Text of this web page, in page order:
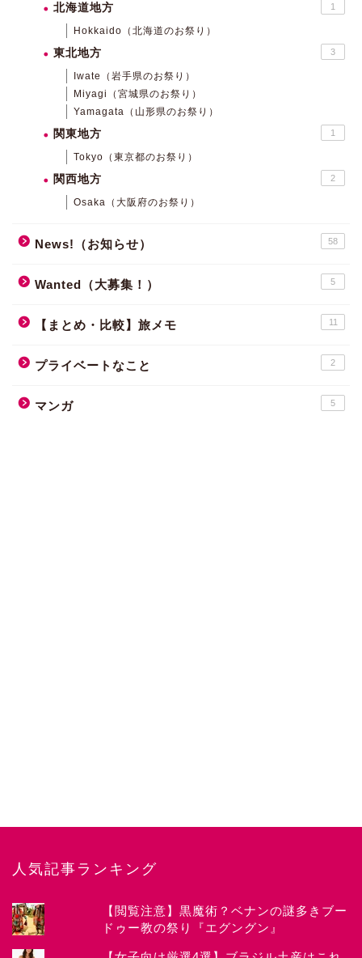
北海道地方 1
Hokkaido（北海道のお祭り）
東北地方 3
Iwate（岩手県のお祭り）
Miyagi（宮城県のお祭り）
Yamagata（山形県のお祭り）
関東地方 1
Tokyo（東京都のお祭り）
関西地方 2
Osaka（大阪府のお祭り）
News!（お知らせ） 58
Wanted（大募集！） 5
【まとめ・比較】旅メモ 11
プライベートなこと 2
マンガ 5
人気記事ランキング
【閲覧注意】黒魔術？ベナンの謎多きブー
ドゥー教の祭り『エグングン』
News